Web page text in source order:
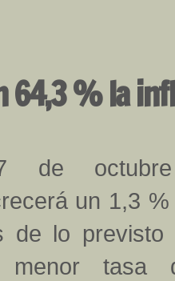
64,3 % la
7 de
un 1,3
de lo
tasa